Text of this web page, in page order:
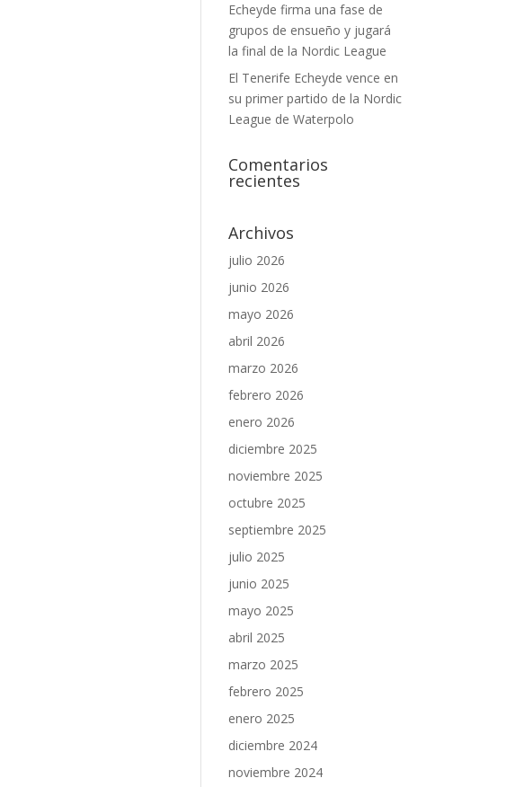
Echeyde firma una fase de
grupos de ensueño y jugará
la final de la Nordic League
El Tenerife Echeyde vence en
su primer partido de la Nordic
League de Waterpolo
Comentarios
recientes
Archivos
julio 2026
junio 2026
mayo 2026
abril 2026
marzo 2026
febrero 2026
enero 2026
diciembre 2025
noviembre 2025
octubre 2025
septiembre 2025
julio 2025
junio 2025
mayo 2025
abril 2025
marzo 2025
febrero 2025
enero 2025
diciembre 2024
noviembre 2024